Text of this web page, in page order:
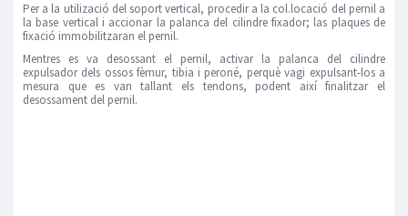
Per a la utilizació del soport vertical, procedir a la col.locació del pernil a
la base vertical i accionar la palanca del cilindre fixador; las plaques de
fixació immobilitzaran el pernil.
Mentres es va desossant el pernil, activar la palanca del cilindre
expulsador dels ossos fèmur, tibia i peroné, perquè vagi expulsant-los a
mesura que es van tallant els tendons, podent així finalitzar el
desossament del pernil.